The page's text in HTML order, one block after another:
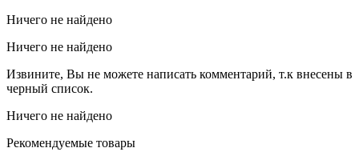
Ничего не найдено
Ничего не найдено
Извините, Вы не можете написать комментарий, т.к внесены в
черный список.
Ничего не найдено
Рекомендуемые товары